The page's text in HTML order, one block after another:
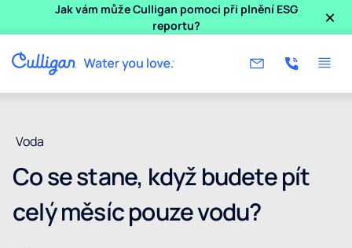
Jak vám může Culligan pomoci při plnění ESG
reportu?
×
Voda
Co se stane, když budete pít
celý měsíc pouze vodu?